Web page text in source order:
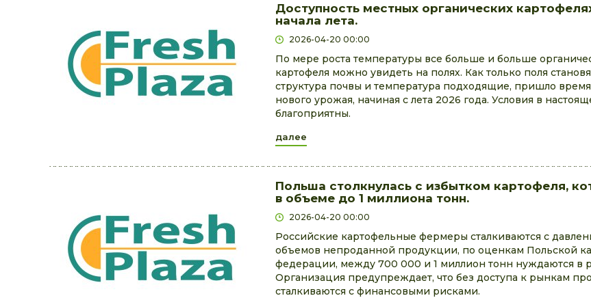
Доступность местных органических
начала лета.
2026-04-20 00:00
По мере роста температуры все больше и больше
картофеля можно увидеть на полях. Как только поля
структура почвы и температура подходящие, пришло
нового урожая, начиная с лета 2026 года. Условия в
благоприятны.
далее
Польша столкнулась с избытком картофеля,
в объеме до 1 миллиона тонн.
2026-04-20 00:00
Российские картофельные фермеры сталкиваются с
объемов непроданной продукции, по оценкам Польской
федерации, между 700 000 и 1 миллион тонн нуждаются в
Организация предупреждает, что без доступа к рынкам
сталкиваются с финансовыми рисками.